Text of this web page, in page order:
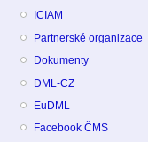
ICIAM
Partnerské organizace
Dokumenty
DML-CZ
EuDML
Facebook ČMS